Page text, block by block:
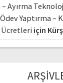
Ayırma
Yaptırma –
Ücretleri için